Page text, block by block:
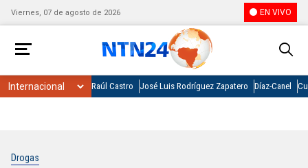
Viernes, 07 de agosto de 2026 EN VIVO
Raúl Castro José Luis Rodríguez Zapatero Díaz-Canel
Drogas